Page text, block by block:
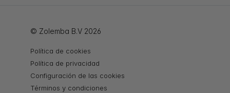
© Zolemba B.V 2026
Política de cookies
Política de privacidad
Configuración de las cookies
Términos y condiciones